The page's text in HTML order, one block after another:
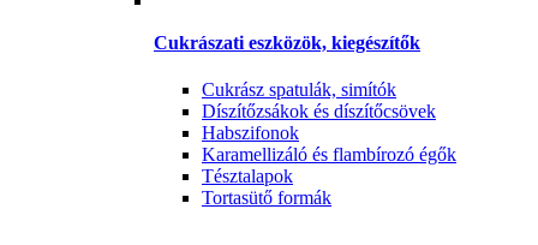
Cukrászati eszközök, kiegészítők
Cukrász spatulák, simítók
Díszítőzsákok és díszítőcsövek
Habszifonok
Karamellizáló és flambírozó égők
Tésztalapok
Tortasütő formák